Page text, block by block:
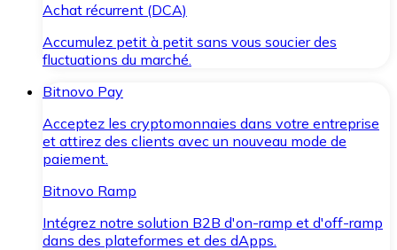
Achat récurrent (DCA)
Accumulez petit à petit sans vous soucier des
fluctuations du marché.
Bitnovo Pay
Acceptez les cryptomonnaies dans votre entreprise
et attirez des clients avec un nouveau mode de
paiement.
Bitnovo Ramp
Intégrez notre solution B2B d'on-ramp et d'off-ramp
dans des plateformes et des dApps.